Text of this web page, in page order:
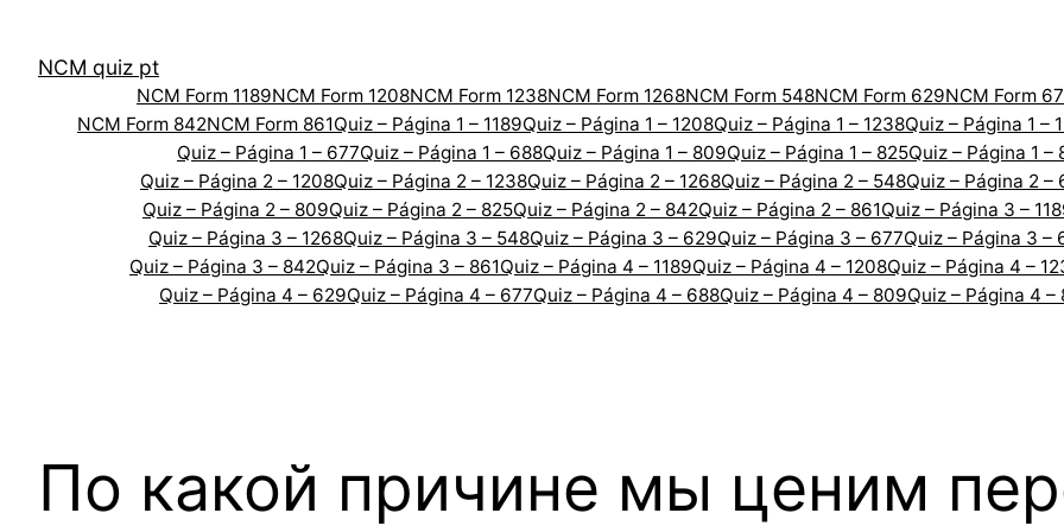
contentNCM quiz pt
NCM Form 1189NCM Form 1208NCM Form 1238NCM Form 1268NCM Form 548NCM Form 629NCM Form
NCM Form 842NCM Form 861Quiz – Página 1 – 1189Quiz – Página 1 – 1208Quiz – Página 1 – 1238Quiz – Página 1 –
Quiz – Página 1 – 677Quiz – Página 1 – 688Quiz – Página 1 – 809Quiz – Página 1 – 825Quiz – Página 1 –
Quiz – Página 2 – 1208Quiz – Página 2 – 1238Quiz – Página 2 – 1268Quiz – Página 2 – 548Quiz – Página 2 –
Quiz – Página 2 – 809Quiz – Página 2 – 825Quiz – Página 2 – 842Quiz – Página 2 – 861Quiz – Página 3 –
Quiz – Página 3 – 1268Quiz – Página 3 – 548Quiz – Página 3 – 629Quiz – Página 3 – 677Quiz – Página 3 –
Quiz – Página 3 – 842Quiz – Página 3 – 861Quiz – Página 4 – 1189Quiz – Página 4 – 1208Quiz – Página 4 –
Quiz – Página 4 – 629Quiz – Página 4 – 677Quiz – Página 4 – 688Quiz – Página 4 – 809Quiz – Página 4 –
По какой причине мы ценим